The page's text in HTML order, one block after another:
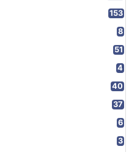
153
8
51
4
40
37
6
3